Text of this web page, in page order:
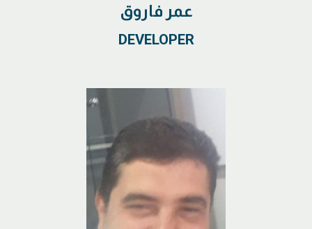
عمر فاروق
DEVELOPER